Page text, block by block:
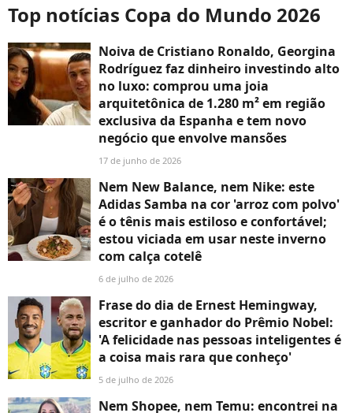
Top notícias Copa do Mundo 2026
Noiva de Cristiano Ronaldo, Georgina
Rodríguez faz dinheiro investindo alto
no luxo: comprou uma joia
arquitetônica de 1.280 m² em região
exclusiva da Espanha e tem novo
negócio que envolve mansões
17 de junho de 2026
Nem New Balance, nem Nike: este
Adidas Samba na cor 'arroz com polvo'
é o tênis mais estiloso e confortável;
estou viciada em usar neste inverno
com calça cotelê
6 de julho de 2026
Frase do dia de Ernest Hemingway,
escritor e ganhador do Prêmio Nobel:
'A felicidade nas pessoas inteligentes é
a coisa mais rara que conheço'
5 de julho de 2026
Nem Shopee, nem Temu: encontrei na